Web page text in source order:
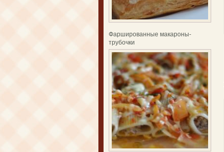
Фаршированные макароны-
трубочки